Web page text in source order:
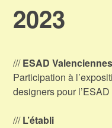
2023
///ESAD Valenciennes
Participation à
designers pour
///L’établi